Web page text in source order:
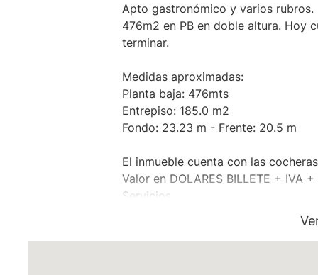
Apto gastronómico y varios rubros.
476m2 en PB en doble altura. Hoy
terminar.
Medidas aproximadas:
Planta baja: 476mts
Entrepiso: 185.0 m2
Fondo: 23.23 m - Frente: 20.5 m
El inmueble cuenta con las
Valor en DOLARES BILLETE + IVA
Servicios